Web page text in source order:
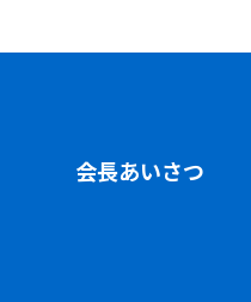
会長あいさつ